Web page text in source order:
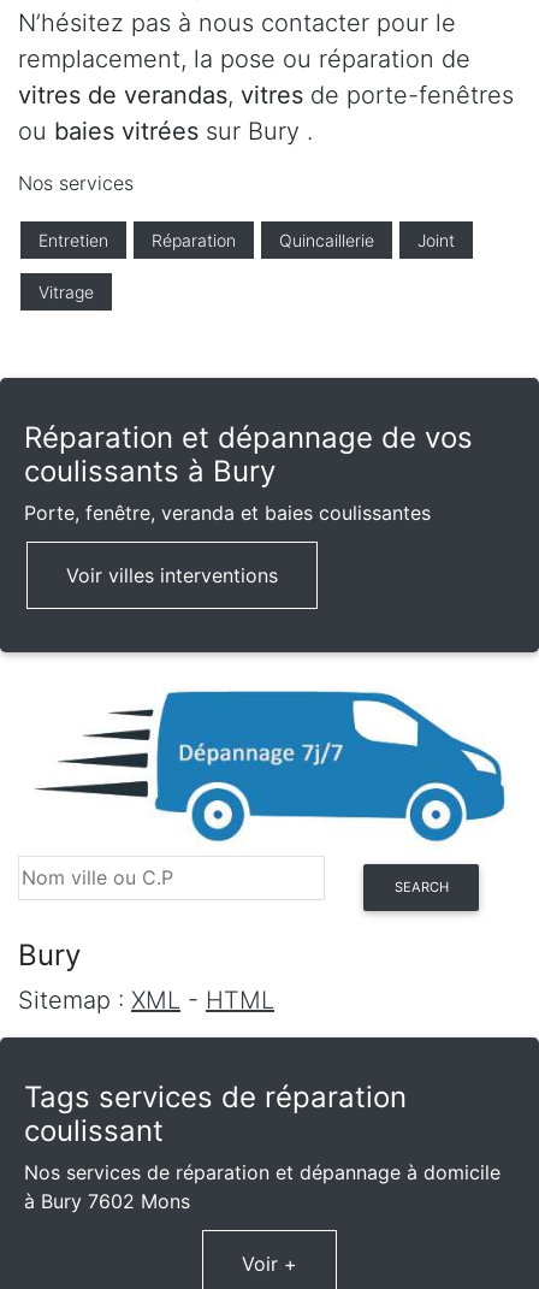
N’hésitez pas à nous contacter pour le
remplacement, la pose ou réparation de
vitres de verandas, vitres de porte-fenêtres
ou baies vitrées sur Bury .
Nos services
Entretien Réparation Quincaillerie Joint
Vitrage
Réparation et dépannage de vos
coulissants à Bury
Porte, fenêtre, veranda et baies coulissantes
Voir villes interventions
SEARCH
Bury
Sitemap : XML - HTML
Tags services de réparation
coulissant
Nos services de réparation et dépannage à domicile
à Bury 7602 Mons
Voir +